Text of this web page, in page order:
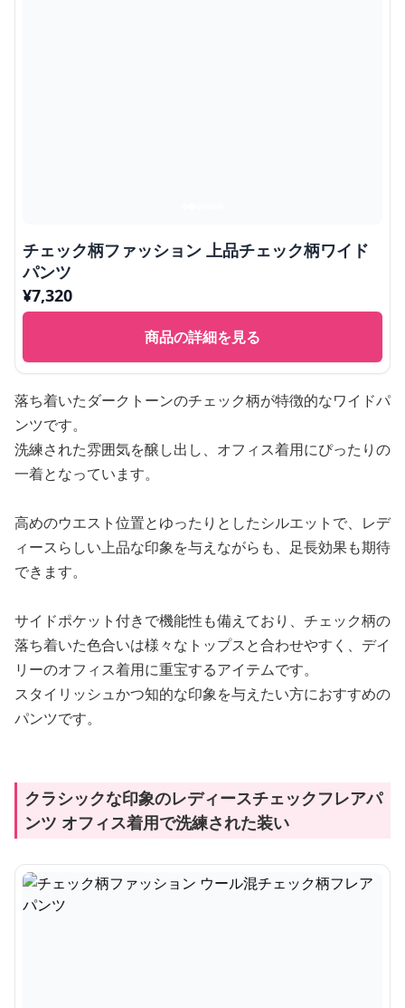
チェック柄ファッション 上品チェック柄ワイド
パンツ
¥7,320
商品の詳細を見る
落ち着いたダークトーンのチェック柄が特徴的なワイドパ
ンツです。
洗練された雰囲気を醸し出し、オフィス着用にぴったりの
一着となっています。
高めのウエスト位置とゆったりとしたシルエットで、レデ
ィースらしい上品な印象を与えながらも、足長効果も期待
できます。
サイドポケット付きで機能性も備えており、チェック柄の
落ち着いた色合いは様々なトップスと合わせやすく、デイ
リーのオフィス着用に重宝するアイテムです。
スタイリッシュかつ知的な印象を与えたい方におすすめの
パンツです。
クラシックな印象のレディースチェックフレアパ
ンツ オフィス着用で洗練された装い